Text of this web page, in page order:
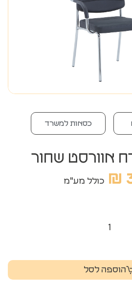
כסאות למשרד
אוורסט שחור
₪ כולל מע"מ
הוספה לסל